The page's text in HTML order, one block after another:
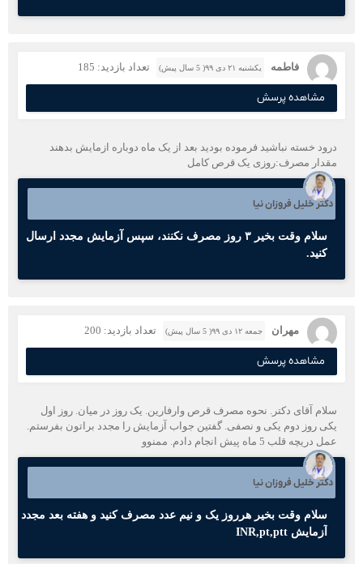
فاطمه یکشنبه ۲۱ دی ۹۹( 5 سال پیش) تعداد بازدید: 185
مشاهده پرسش
درود خسته نباشید فرموده بودید بعد از یک ماه دوباره ازمایش بدهند
مقدار مصرف:روزی یک قرص کامل
دکتر خلیل فروزان نیا
سلام وقت بخیر ۳ روز مصرف نکنند، سپس آزمایش مجدد ارسال
کنید.
مهران جمعه ۱۲ دی ۹۹( 5 سال پیش) تعداد بازدید: 200
مشاهده پرسش
سلام آقای دکتر. نحوه مصرف قرص وارفارین. یک روز در میان. روز اول
یکی روز دوم یکی و نصفی. گفتین جواب آزمایش را مجدد براتون بفرستم.
عمل دریچه قلب 5 ماه پیش انجام دادم. ممنوو
دکتر خلیل فروزان نیا
سلام وقت بخیر هرروز یک و نیم عدد مصرف کنید و هفته بعد مجدد
آزمایش INR,pt,ptt